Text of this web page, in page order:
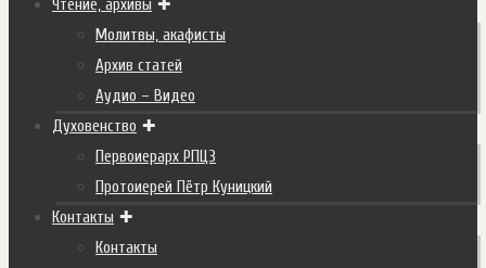
Чтение, архивы
Молитвы, акафисты
Архив статей
Аудио – Видео
Духовенство
Первоиерарх РПЦЗ
Протоиерей Пётр Куницкий
Контакты
Контакты